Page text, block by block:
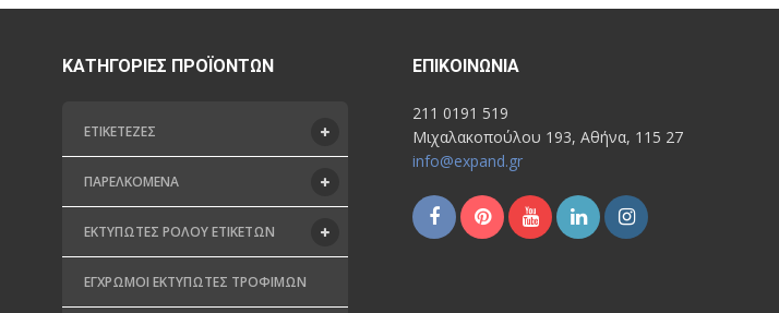
ΚΑΤΗΓΟΡΊΕΣ ΠΡΟΪΌΝΤΩΝ
ΕΤΙΚΕΤΈΖΕΣ
ΠΑΡΕΛΚΌΜΕΝΑ
ΕΚΤΥΠΩΤΈΣ ΡΟΛΟΎ ΕΤΙΚΕΤΏΝ
ΈΓΧΡΩΜΟΙ ΕΚΤΥΠΩΤΈΣ ΤΡΟΦΊΜΩΝ
ΕΠΙΚΟΙΝΩΝΊΑ
211 0191 519
Μιχαλακοπούλου 193, Αθήνα, 115 27
info@expand.gr